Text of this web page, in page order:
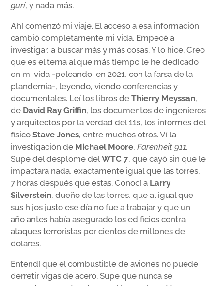
gurí, y nada más.
Ahí comenzó mi viaje. El acceso a esa información
cambió completamente mi vida. Empecé a
investigar, a buscar más y más cosas. Y lo hice. Creo
que es el tema al que más tiempo le he dedicado
en mi vida -peleando, en 2021, con la farsa de la
plandemia-, leyendo, viendo conferencias y
documentales. Leí los libros de Thierry Meyssan,
de David Ray Griffin, los documentos de ingenieros
y arquitectos por la verdad del 11s, los informes del
físicoStave Jones, entre muchos otros. Ví la
investigación de Michael Moore, Farenheit 911.
Supe del desplome delWTC 7, que cayó sin que le
impactara nada, exactamente igual que las torres,
7 horas después que estas. Conocí a Larry
Silverstein, dueño de las torres, que al igual que
sus hijos justo ese día no fue a trabajar y que un
año antes había asegurado los edificios contra
ataques terroristas por cientos de millones de
dólares.
Entendí que el combustible de aviones no puede
derretir vigas de acero. Supe que nunca se